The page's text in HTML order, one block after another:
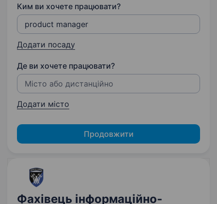
Ким ви хочете працювати?
Додати посаду
Де ви хочете працювати?
Додати місто
Продовжити
Фахівець інформаційно-